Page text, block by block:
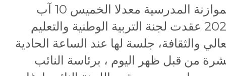
الموازنة المدرسية معدلا الخميس 10 آب
2023 عقدت لجنة التربية الوطنية والتعليم
والثقافة، جلسة لها عند الساعة الحادية
من قبل ظهر اليوم ، برئاسة النائب